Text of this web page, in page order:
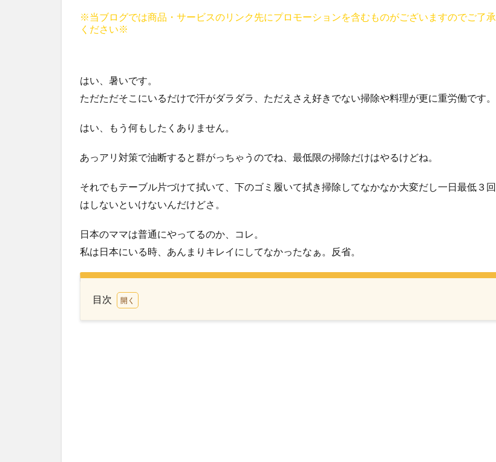
※当ブログでは商品・サービスのリンク先にプロモーションを含むものがございますのでご了承
ください※
はい、暑いです。
ただただそこにいるだけで汗がダラダラ、ただえさえ好きでない掃除や料理が更に重労働です。
はい、もう何もしたくありません。
あっアリ対策で油断すると群がっちゃうのでね、最低限の掃除だけはやるけどね。
それでもテーブル片づけて拭いて、下のゴミ履いて拭き掃除してなかなか大変だし一日最低３回
はしないといけないんだけどさ。
日本のママは普通にやってるのか、コレ。
私は日本にいる時、あんまりキレイにしてなかったなぁ。反省。
目次